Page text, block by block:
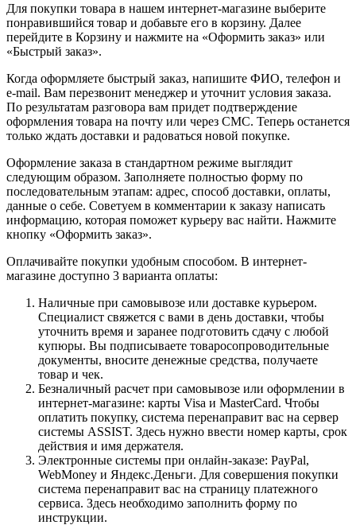
Для покупки товара в нашем интернет-магазине выберите
понравившийся товар и добавьте его в корзину. Далее
перейдите в Корзину и нажмите на «Оформить заказ» или
«Быстрый заказ».
Когда оформляете быстрый заказ, напишите ФИО, телефон и
e-mail. Вам перезвонит менеджер и уточнит условия заказа.
По результатам разговора вам придет подтверждение
оформления товара на почту или через СМС. Теперь останется
только ждать доставки и радоваться новой покупке.
Оформление заказа в стандартном режиме выглядит
следующим образом. Заполняете полностью форму по
последовательным этапам: адрес, способ доставки, оплаты,
данные о себе. Советуем в комментарии к заказу написать
информацию, которая поможет курьеру вас найти. Нажмите
кнопку «Оформить заказ».
Оплачивайте покупки удобным способом. В интернет-
магазине доступно 3 варианта оплаты:
Наличные при самовывозе или доставке курьером.
Специалист свяжется с вами в день доставки, чтобы
уточнить время и заранее подготовить сдачу с любой
купюры. Вы подписываете товаросопроводительные
документы, вносите денежные средства, получаете
товар и чек.
Безналичный расчет при самовывозе или оформлении в
интернет-магазине: карты Visa и MasterCard. Чтобы
оплатить покупку, система перенаправит вас на сервер
системы ASSIST. Здесь нужно ввести номер карты, срок
действия и имя держателя.
Электронные системы при онлайн-заказе: PayPal,
WebMoney и Яндекс.Деньги. Для совершения покупки
система перенаправит вас на страницу платежного
сервиса. Здесь необходимо заполнить форму по
инструкции.